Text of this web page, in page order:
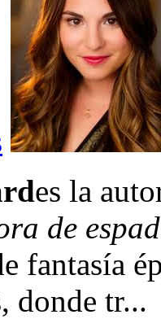
es la
de
fantasía
donde tr...